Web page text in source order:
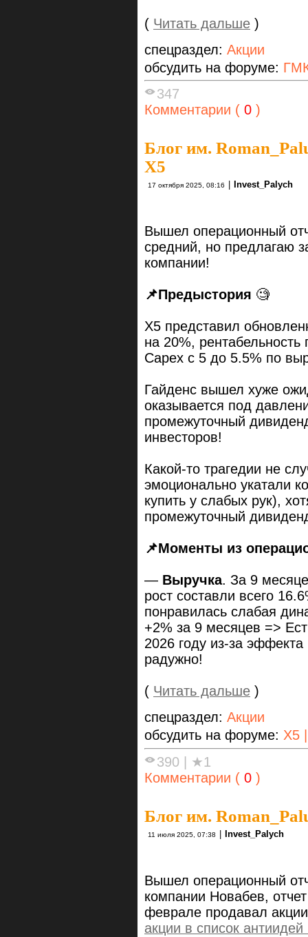
( Читать дальше )
спецраздел: Акции
обсудить на форуме:
347
Комментарии ( 0 )
Блог им.
X5
17 октября 2025, 08:16 Invest_Palych
Вышел операционный
средний, но предлагаю
компании!
📌Предыстория 🧐
X5 представил
на 20%,
Capex с 5 до 5.5% по
Гайденс вышел хуже
оказывается под
промежуточный
инвесторов!
Какой-то трагедии не
эмоционально укатали
купить у слабых рук),
промежуточный
📌Моменты из
— Выручка. За 9
рост составли всего
понравилась слабая
+2% за 9 месяцев =>
2026 году из-за
радужно!
( Читать дальше )
спецраздел: Акции
обсудить на форуме: X5
390
★1
Комментарии ( 0 )
Блог им.
11 июля 2025, 07:38 Invest_Palych
Вышел операционный
компании Новабев,
феврале продавал
акции в список